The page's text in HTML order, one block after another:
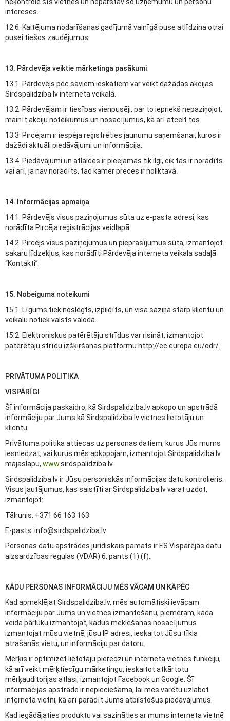
intereses.
12.6. Kaitējuma nodarīšanas gadījumā vainīgā puse atlīdzina otrai
pusei tiešos zaudējumus.
13. Pārdevēja veiktie mārketinga pasākumi
13.1. Pārdevējs pēc saviem ieskatiem var veikt dažādas akcijas
Sirdspalidziba.lv interneta veikalā.
13.2. Pārdevējam ir tiesības vienpusēji, par to iepriekš nepaziņojot,
mainīt akciju noteikumus un nosacījumus, kā arī atcelt tos.
13.3. Pircējam ir iespēja reģistrēties jaunumu saņemšanai, kuros ir
dažādi aktuāli piedāvājumi un informācija.
13.4. Piedāvājumi un atlaides ir pieejamas tik ilgi, cik tas ir norādīts
vai arī, ja nav norādīts, tad kamēr preces ir noliktavā.
14. Informācijas apmaiņa
14.1. Pārdevējs visus paziņojumus sūta uz e-pasta adresi, kas
norādīta Pircēja reģistrācijas veidlapā.
14.2. Pircējs visus paziņojumus un pieprasījumus sūta, izmantojot
sakaru līdzekļus, kas norādīti Pārdevēja interneta veikala sadaļā
“Kontakti”.
15. Nobeiguma noteikumi
15.1. Līgums tiek noslēgts, izpildīts, un visa saziņa starp klientu un
veikalu notiek valsts valodā.
15.2. Elektroniskus patērētāju strīdus var risināt, izmantojot
patērētāju strīdu izšķiršanas platformu http://ec.europa.eu/odr/.
PRIVĀTUMA POLITIKA
VISPĀRĪGI
Šī informācija paskaidro, kā Sirdspalidziba.lv apkopo un apstrādā
informāciju par Jums kā Sirdspalidziba.lv vietnes lietotāju un
klientu.
Privātuma politika attiecas uz personas datiem, kurus Jūs mums
iesniedzat, vai kurus mēs apkopojam, izmantojot Sirdspalidziba.lv
mājaslapu, www.sirdspalidziba.lv.
Sirdspalidziba.lv ir Jūsu personiskās informācijas datu kontrolieris.
Visus jautājumus, kas saistīti ar Sirdspalidziba.lv varat uzdot,
izmantojot:
Tālrunis: +371 66 163 163
E-pasts: info@sirdspalidziba.lv
Personas datu apstrādes juridiskais pamats ir ES Vispārējās datu
aizsardzības regulas (VDAR) 6. pants (1) (f).
KĀDU PERSONAS INFORMĀCIJU MĒS VĀCAM UN KĀPĒC
Kad apmeklējat Sirdspalidziba.lv, mēs automātiski ievācam
informāciju par Jums un vietnes izmantošanu, piemēram, kāda
veida pārlūku izmantojat, kādus meklēšanas nosacījumus
izmantojat mūsu vietnē, jūsu IP adresi, ieskaitot Jūsu tīkla
atrašanās vietu, un informāciju par datoru.
Mērķis ir optimizēt lietotāju pieredzi un interneta vietnes funkciju,
kā arī veikt mērķtiecīgu mārketingu, ieskaitot atkārtotu
mērķauditorijas atlasi, izmantojot Facebook un Google. Šī
informācijas apstrāde ir nepieciešama, lai mēs varētu uzlabot
interneta vietni, kā arī parādīt Jums atbilstošus piedāvājumus.
Kad iegādājaties produktu vai sazināties ar mums interneta vietnē